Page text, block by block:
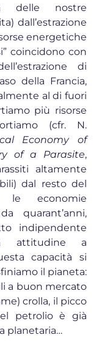
delle nostre
dall’estrazione
energetiche
coincidono con
di
della Francia,
al di fuori
più risorse
(cfr. N.
Economy of
of a Parasite,
altamente
dal resto del
le economie
da quarant’anni,
indipendente
attitudine a
capacità si
il pianeta:
a buon mercato
crolla, il picco
petrolio è già
planetaria…